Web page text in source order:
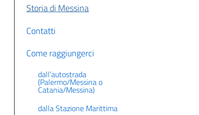
Storia di Messina
Contatti
Come raggiungerci
dall’autostrada
(Palermo/Messina o
Catania/Messina)
dalla Stazione Marittima